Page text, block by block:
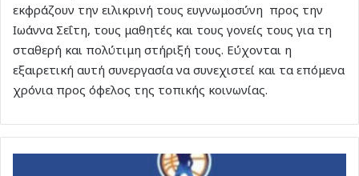
εκφράζουν την ειλικρινή τους ευγνωμοσύνη προς την
Ιωάννα Σεΐτη, τους μαθητές και τους γονείς τους για τη
σταθερή και πολύτιμη στήριξή τους. Εύχονται η
εξαιρετική αυτή συνεργασία να συνεχιστεί και τα επόμενα
χρόνια προς όφελος της τοπικής κοινωνίας.